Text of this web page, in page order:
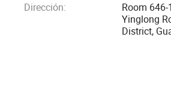
Dirección:
Room 646-
Yinglong
District,